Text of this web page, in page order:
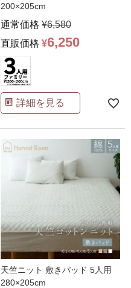
200×205cm
通常価格 ¥6,580
直販価格 ¥6,250
詳細を見る
天竺ニット 敷きパッド 5人用
280×205cm